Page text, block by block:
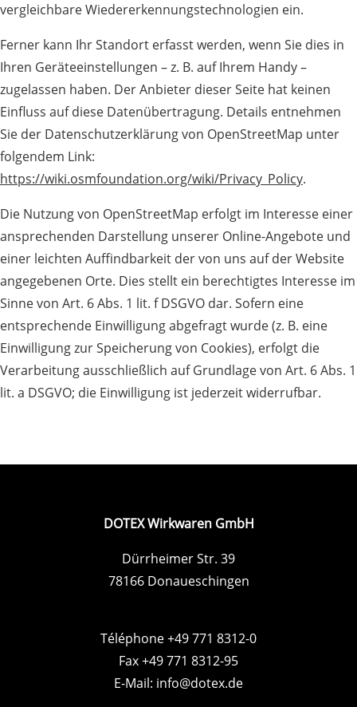
vergleichbare Wiedererkennungstechnologien ein.
Ferner kann Ihr Standort erfasst werden, wenn Sie dies in
Ihren Geräteeinstellungen – z. B. auf Ihrem Handy –
zugelassen haben. Der Anbieter dieser Seite hat keinen
Einfluss auf diese Datenübertragung. Details entnehmen
Sie der Datenschutzerklärung von OpenStreetMap unter
folgendem Link:
https://wiki.osmfoundation.org/wiki/Privacy_Policy.
Die Nutzung von OpenStreetMap erfolgt im Interesse einer
ansprechenden Darstellung unserer Online-Angebote und
einer leichten Auffindbarkeit der von uns auf der Website
angegebenen Orte. Dies stellt ein berechtigtes Interesse im
Sinne von Art. 6 Abs. 1 lit. f DSGVO dar. Sofern eine
entsprechende Einwilligung abgefragt wurde (z. B. eine
Einwilligung zur Speicherung von Cookies), erfolgt die
Verarbeitung ausschließlich auf Grundlage von Art. 6 Abs. 1
lit. a DSGVO; die Einwilligung ist jederzeit widerrufbar.
DOTEX Wirkwaren GmbH
Dürrheimer Str. 39
78166 Donaueschingen
Téléphone +49 771 8312-0
Fax +49 771 8312-95
E-Mail: info@dotex.de